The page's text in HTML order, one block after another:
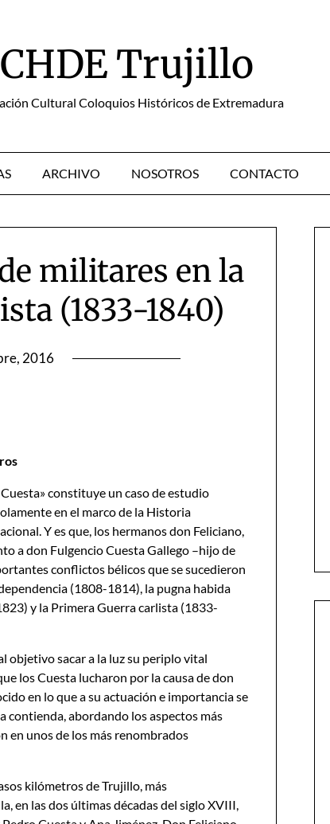
CHDE Trujillo
Cultural Coloquios Históricos de Extremadura
ARCHIVO NOSOTROS CONTACTO
militares en la
(1833-1840)
2016
constituye un caso de estudio
en el marco de la Historia
Y es que, los hermanos don Feliciano,
a don Fulgencio Cuesta Gallego –hijo de
conflictos bélicos que se sucedieron
(1808-1814), la pugna habida
y la Primera Guerra carlista (1833-
objetivo sacar a la luz su periplo vital
los Cuesta lucharon por la causa de don
en lo que a su actuación e importancia se
contienda, abordando los aspectos más
en unos de los más renombrados
kilómetros de Trujillo, más
en las dos últimas décadas del siglo XVIII,